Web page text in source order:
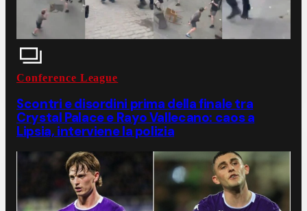
Conference League
Scontri e disordini prima della finale tra
Crystal Palace e Rayo Vallecano: caos a
Lipsia, interviene la polizia